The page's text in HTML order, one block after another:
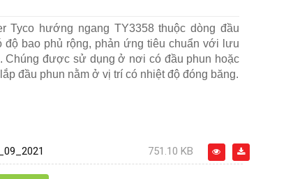
Tyco hướng ngang TY3358 thuộc dòng đầu
độ bao phủ rộng, phản ứng tiêu chuẩn với lưu
Chúng được sử dụng ở nơi có đầu phun hoặc
đầu phun nằm ở vị trí có nhiệt độ đóng băng.
751.10 KB